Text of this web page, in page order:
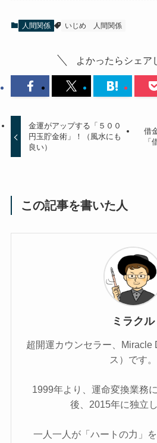
人間関係 いじめ 人間関係
よかったらシェア
金運がアップする「５００
円玉貯金術」！（風水にも
良い）
借
「
この記事を書いた人
ミラクル
超開運カウンセラー、Miracle
ス）です。
1999年より、運命変換業務
後、2015年に独立し
一人一人が「ハートの力」